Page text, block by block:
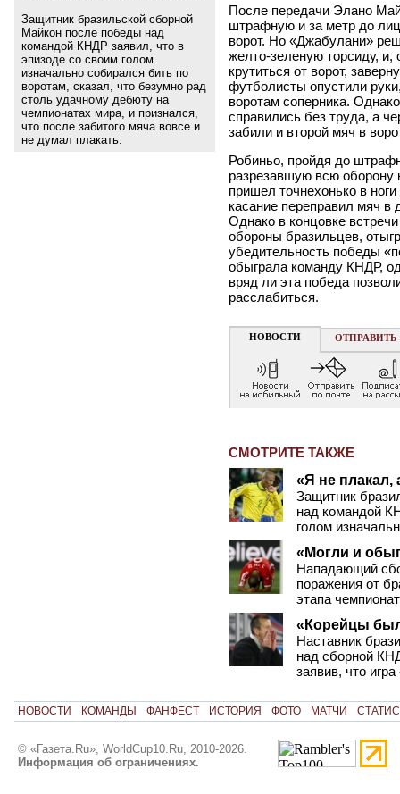
После передачи Элано
штрафную и за метр до
ворот. Но «Джабулани»
желто-зеленую торсиду, и,
крутиться от ворот,
футболисты опустили
воротам соперника.
справились без труда, а
забили и второй мяч в
Робиньо, пройдя до
разрезавшую всю оборону
пришел точнехонько в
касание переправил мяч в
Однако в концовке
обороны бразильцев,
убедительность победы
обыграла команду КНДР,
вряд ли эта победа
расслабиться.
НОВОСТИ ОТПРАВИТЬ
СМОТРИТЕ ТАКЖЕ
«Я не плакал,
Защитник
над командой
голом
«Могли и
Нападающий
поражения от
этапа
«Корейцы
Наставник
над сборной
заявив, что
Защитник бразильской сборной
Майкон после победы над
командой КНДР заявил, что в
эпизоде со своим голом
изначально собирался бить по
воротам, сказал, что безумно рад
столь удачному дебюту на
чемпионатах мира, и признался,
что после забитого мяча вовсе и
не думал плакать.
НОВОСТИ КОМАНДЫ ФАНФЕСТ ИСТОРИЯ ФОТО МАТЧИ
© «Газета.Ru», WorldCup10.Ru, 2010-2026.
Информация об ограничениях.